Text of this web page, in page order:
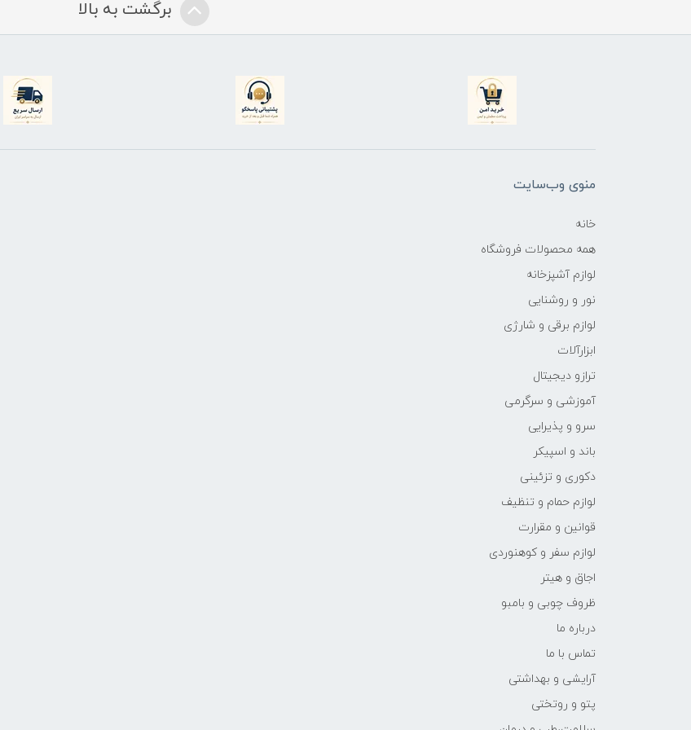
برگشت به بالا
منوی وب‌سایت
خانه
همه محصولات فروشگاه
لوازم آشپزخانه
نور و روشنایی
لوازم برقی و شارژی
ابزارآلات
ترازو دیجیتال
آموزشی و سرگرمی
سرو و پذیرایی
باند و اسپیکر
دکوری و تزئینی
لوازم حمام و تنظیف
قوانین و مقرارت
لوازم سفر و کوهنوردی
اجاق و هیتر
ظروف چوبی و بامبو
درباره ما
تماس با ما
آرایشی و بهداشتی
پتو و روتختی